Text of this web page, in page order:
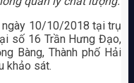
ngày 10/10/2018 tại trụ
số 16 Trần Hưng Đạo,
Bàng, Thành phố Hải
khảo sát.